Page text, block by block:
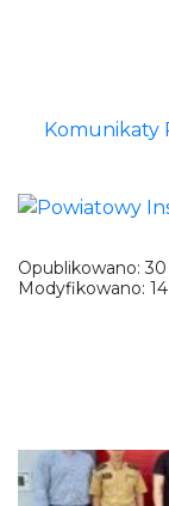
Komunikaty
Opublikowano:
Modyfikowano: